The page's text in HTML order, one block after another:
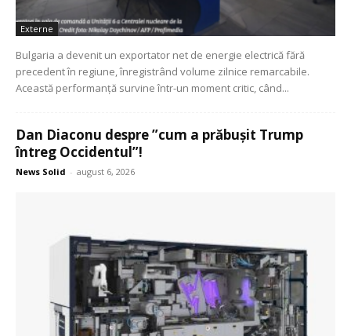
Externe
Bulgaria a devenit un exportator net de energie electrică fără
precedent în regiune, înregistrând volume zilnice remarcabile.
Această performanță survine într-un moment critic, când...
Dan Diaconu despre ”cum a prăbușit Trump
întreg Occidentul”!
News Solid - august 6, 2026